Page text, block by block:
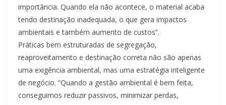
importância. Quando ela não acontece, o material acaba
tendo destinação inadequada, o que gera impactos
ambientais e também aumento de custos”.
Práticas bem estruturadas de segregação,
reaproveitamento e destinação correta não são apenas
uma exigência ambiental, mas uma estratégia inteligente
de negócio. “Quando a gestão ambiental é bem feita,
conseguimos reduzir passivos, minimizar perdas,